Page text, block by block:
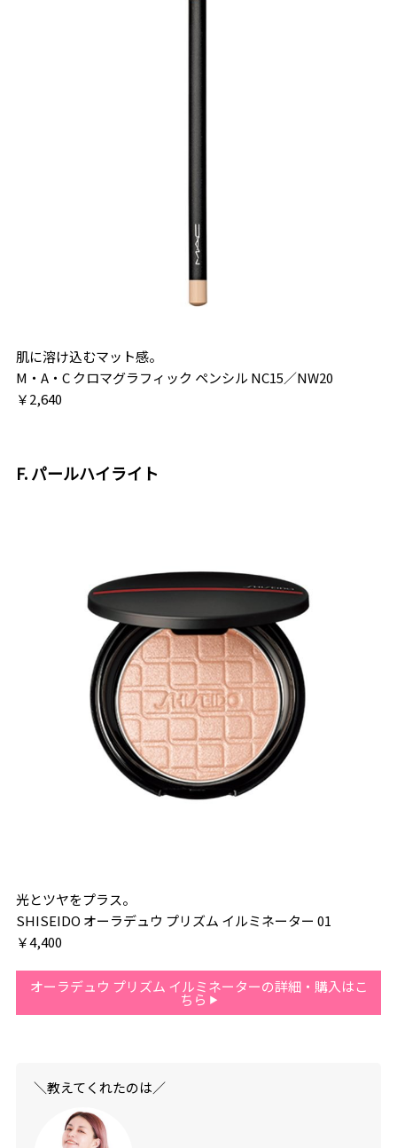
肌に溶け込むマット感。
M・A・C クロマグラフィック ペンシル NC15／NW20
￥2,640
F. パールハイライト
光とツヤをプラス。
SHISEIDO オーラデュウ プリズム イルミネーター 01
￥4,400
オーラデュウ プリズム イルミネーターの詳細・購入はこ
ちら
＼教えてくれたのは／